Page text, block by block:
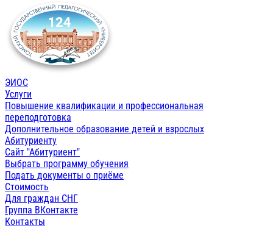
ЭИОС
Услуги
Повышение квалификации и профессиональная
переподготовка
Дополнительное образование детей и взрослых
Абитуриенту
Сайт "Абитуриент"
Выбрать программу обучения
Подать документы о приёме
Стоимость
Для граждан СНГ
Группа ВКонтакте
Контакты